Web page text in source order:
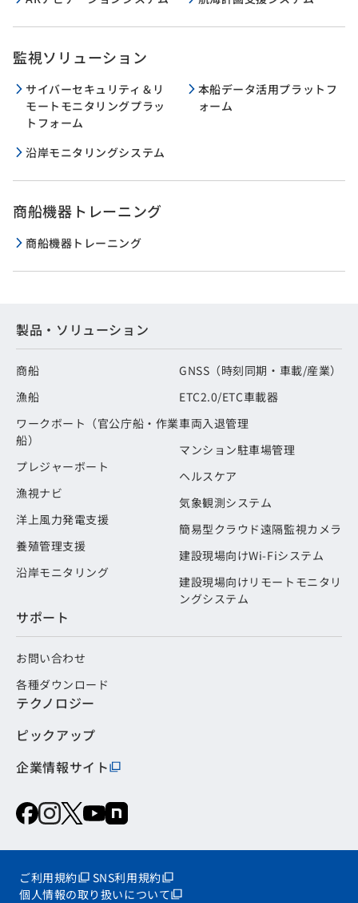
監視ソリューション
サイバーセキュリティ＆リ
モートモニタリングプラッ
トフォーム
本船データ活用プラットフ
ォーム
沿岸モニタリングシステム
商船機器トレーニング
商船機器トレーニング
製品・ソリューション
商船
漁船
ワークボート（官公庁船・作業
船）
プレジャーボート
漁視ナビ
洋上風力発電支援
養殖管理支援
沿岸モニタリング
GNSS（時刻同期・車載/産業）
ETC2.0/ETC車載器
車両入退管理
マンション駐車場管理
ヘルスケア
気象観測システム
簡易型クラウド遠隔監視カメラ
建設現場向けWi-Fiシステム
建設現場向けリモートモニタリ
ングシステム
サポート
お問い合わせ
各種ダウンロード
テクノロジー
ピックアップ
企業情報サイト
ご利用規約
SNS利用規約
個人情報の取り扱いについて